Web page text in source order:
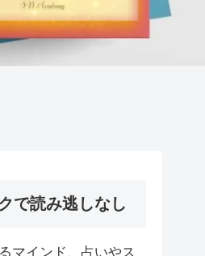
で読み逃しなし
マインド、占いやス